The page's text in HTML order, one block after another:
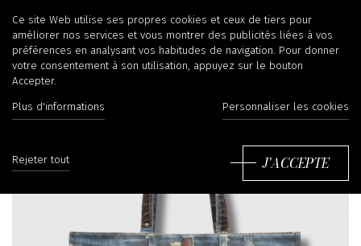
Ce site Web utilise ses propres cookies et ceux de tiers pour
améliorer nos services et vous montrer des publicités liées à vos
préférences en analysant vos habitudes de navigation. Pour donner
votre consentement à son utilisation, appuyez sur le bouton
Accepter.
Plus d'informations Personnaliser les cookies
Rejeter tout J'ACCEPTE